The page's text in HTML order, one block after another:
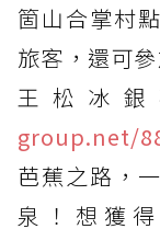
箇山合掌村
旅客，還可
王松冰
group.net/
芭蕉之路，
泉！想獲